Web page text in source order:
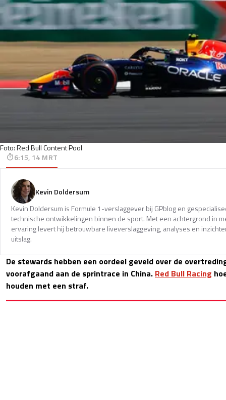
Foto: Red Bull Content Pool
6:15, 14 MRT
Kevin Doldersum
Kevin Doldersum is Formule 1-verslaggever bij GPblog en
technische ontwikkelingen binnen de sport. Met een achtergrond in
ervaring levert hij betrouwbare liveverslaggeving, analyses en
uitslag.
De stewards hebben een oordeel geveld over de
voorafgaand aan de sprintrace in China. Red Bull Racing
houden met een straf.